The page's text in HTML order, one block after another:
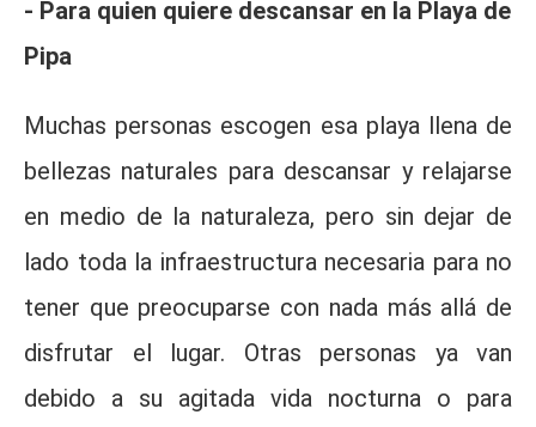
- Para quien quiere descansar en la Playa de
Pipa
Muchas personas escogen esa playa llena de
bellezas naturales para descansar y relajarse
en medio de la naturaleza, pero sin dejar de
lado toda la infraestructura necesaria para no
tener que preocuparse con nada más allá de
disfrutar el lugar. Otras personas ya van
debido a su agitada vida nocturna o para